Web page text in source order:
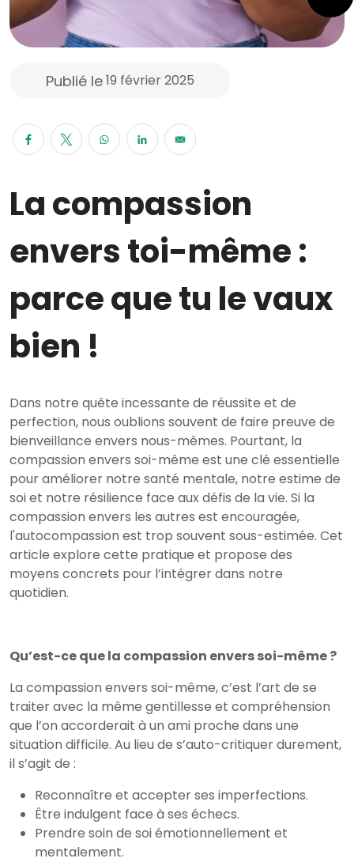
Publié le19 février 2025
La compassion
envers toi-même :
parce que tu le vaux
bien !
Dans notre quête incessante de réussite et de
perfection, nous oublions souvent de faire preuve de
bienveillance envers nous-mêmes. Pourtant, la
compassion envers soi-même est une clé essentielle
pour améliorer notre santé mentale, notre estime de
soi et notre résilience face aux défis de la vie. Si la
compassion envers les autres est encouragée,
l'autocompassion est trop souvent sous-estimée. Cet
article explore cette pratique et propose des
moyens concrets pour l’intégrer dans notre
quotidien.
Qu’est-ce que la compassion envers soi-même ?
La compassion envers soi-même, c’est l’art de se
traiter avec la même gentillesse et compréhension
que l’on accorderait à un ami proche dans une
situation difficile. Au lieu de s’auto-critiquer durement,
il s’agit de :
Reconnaître et accepter ses imperfections.
Être indulgent face à ses échecs.
Prendre soin de soi émotionnellement et
mentalement.